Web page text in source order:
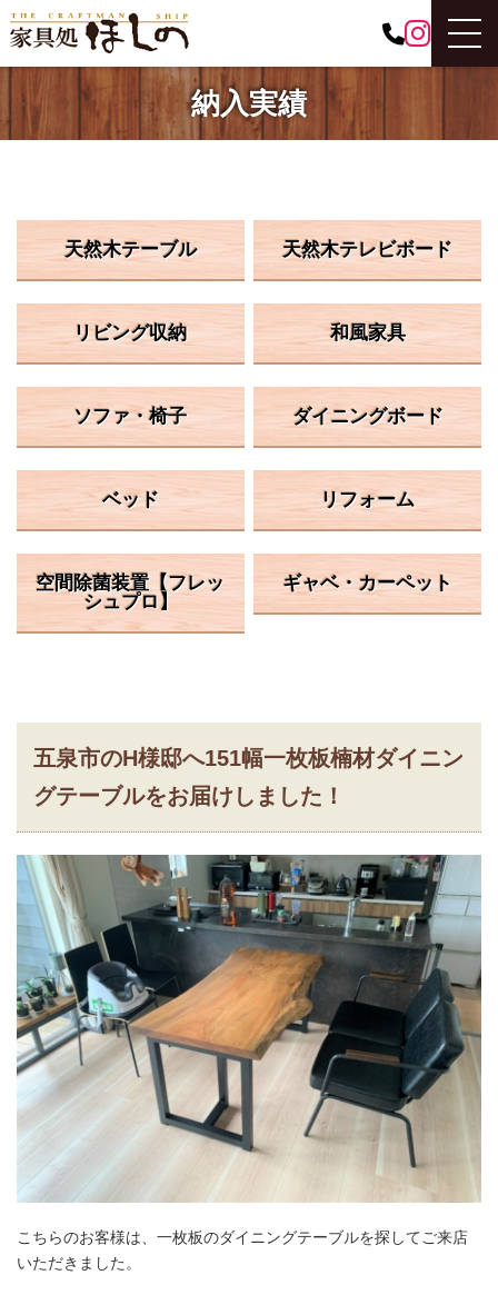
納入実績
天然木テーブル 天然木テレビボード
リビング収納 和風家具
ソファ・椅子 ダイニングボード
ベッド リフォーム
空間除菌装置【フレッ
シュプロ】
ギャベ・カーペット
五泉市のH様邸へ151幅一枚板楠材ダイニン
グテーブルをお届けしました！
こちらのお客様は、一枚板のダイニングテーブルを探してご来店
いただきました。